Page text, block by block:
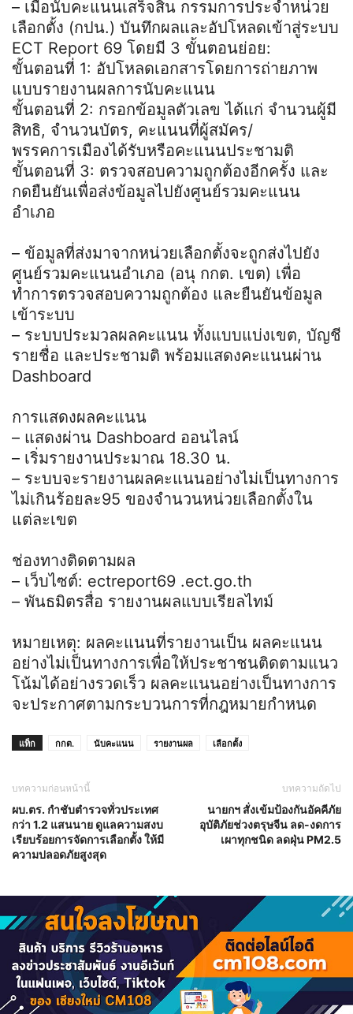
– เมื่อนับคะแนนเสร็จสิ้น กรรมการประจำหน่วย
เลือกตั้ง (กปน.) บันทึกผลและอัปโหลดเข้าสู่ระบบ
ECT Report 69 โดยมี 3 ขั้นตอนย่อย:
ขั้นตอนที่ 1: อัปโหลดเอกสารโดยการถ่ายภาพ
แบบรายงานผลการนับคะแนน
ขั้นตอนที่ 2: กรอกข้อมูลตัวเลข ได้แก่ จำนวนผู้มี
สิทธิ, จำนวนบัตร, คะแนนที่ผู้สมัคร/
พรรคการเมืองได้รับหรือคะแนนประชามติ
ขั้นตอนที่ 3: ตรวจสอบความถูกต้องอีกครั้ง และ
กดยืนยันเพื่อส่งข้อมูลไปยังศูนย์รวมคะแนน
อำเภอ
– ข้อมูลที่ส่งมาจากหน่วยเลือกตั้งจะถูกส่งไปยัง
ศูนย์รวมคะแนนอำเภอ (อนุ กกต. เขต) เพื่อ
ทำการตรวจสอบความถูกต้อง และยืนยันข้อมูล
เข้าระบบ
– ระบบประมวลผลคะแนน ทั้งแบบแบ่งเขต, บัญชี
รายชื่อ และประชามติ พร้อมแสดงคะแนนผ่าน
Dashboard
การแสดงผลคะแนน
– แสดงผ่าน Dashboard ออนไลน์
– เริ่มรายงานประมาณ 18.30 น.
– ระบบจะรายงานผลคะแนนอย่างไม่เป็นทางการ
ไม่เกินร้อยละ95 ของจำนวนหน่วยเลือกตั้งใน
แต่ละเขต
ช่องทางติดตามผล
– เว็บไซต์: ectreport69 .ect.go.th
– พันธมิตรสื่อ รายงานผลแบบเรียลไทม์
หมายเหตุ: ผลคะแนนที่รายงานเป็น ผลคะแนน
อย่างไม่เป็นทางการเพื่อให้ประชาชนติดตามแนว
โน้มได้อย่างรวดเร็ว ผลคะแนนอย่างเป็นทางการ
จะประกาศตามกระบวนการที่กฎหมายกำหนด
แท็ก กกต. นับคะแนน รายงานผล เลือกตั้ง
บทความก่อนหน้านี้
ผบ.ตร. กำชับตำรวจทั่วประเทศ
กว่า 1.2 แสนนาย ดูแลความสงบ
เรียบร้อยการจัดการเลือกตั้ง ให้มี
ความปลอดภัยสูงสุด
บทความถัดไป
นายกฯ สั่งเข้มป้องกันอัคคีภัย
อุบัติภัยช่วงตรุษจีน ลด-งดการ
เผาทุกชนิด ลดฝุ่น PM2.5